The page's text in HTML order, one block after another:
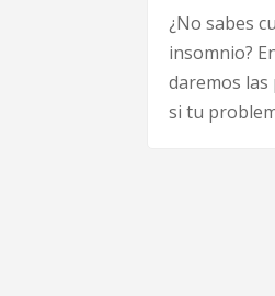
¿No sabes
insomnio?
daremos
si tu